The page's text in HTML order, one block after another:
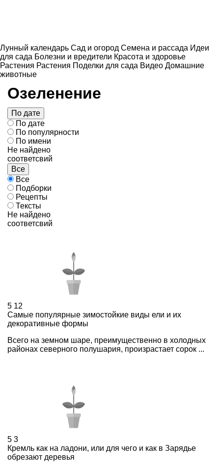
Лунный календарь Сад и огород Семена и рассада Идеи
для сада Болезни и вредители Красота и здоровье
Растения Растения Поделки для сада Видео Домашние
животные
Озеленение
По дате
По дате
По популярности
По имени
Не найдено
соответсвий
Все
Все
Подборки
Рецепты
Тексты
Не найдено
соответсвий
5 12
Самые популярные зимостойкие виды ели и их
декоративные формы
Всего на земном шаре, преимущественно в холодных
районах северного полушария, произрастает сорок ...
5 3
Кремль как на ладони, или для чего и как в Зарядье
обрезают деревья